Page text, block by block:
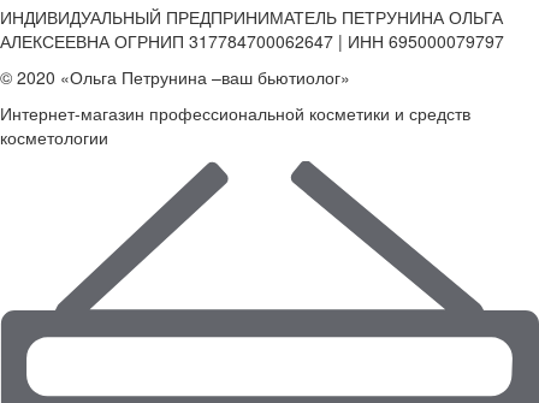
ИНДИВИДУАЛЬНЫЙ ПРЕДПРИНИМАТЕЛЬ ПЕТРУНИНА ОЛЬГА
АЛЕКСЕЕВНА ОГРНИП 317784700062647 | ИНН 695000079797
© 2020 «Ольга Петрунина –ваш бьютиолог»
Интернет-магазин профессиональной косметики и средств
косметологии